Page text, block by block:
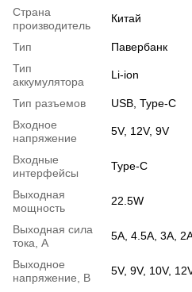
Страна
производитель
Китай
Тип
Павербанк
Тип
аккумулятора
Li-ion
Тип разъемов
USB, Type-C
Входное
напряжение
5V, 12V, 9V
Входные
интерфейсы
Type-C
Выходная
мощность
22.5W
Выходная сила
тока, А
5A, 4.5A, 3A,
Выходное
напряжение, В
5V, 9V, 10V,